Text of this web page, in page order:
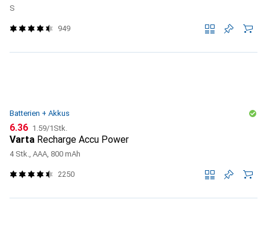
S
949
Batterien + Akkus
CHF
6.36 CHF
1.59/1Stk.
Varta Recharge Accu Power
4 Stk., AAA, 800 mAh
2250